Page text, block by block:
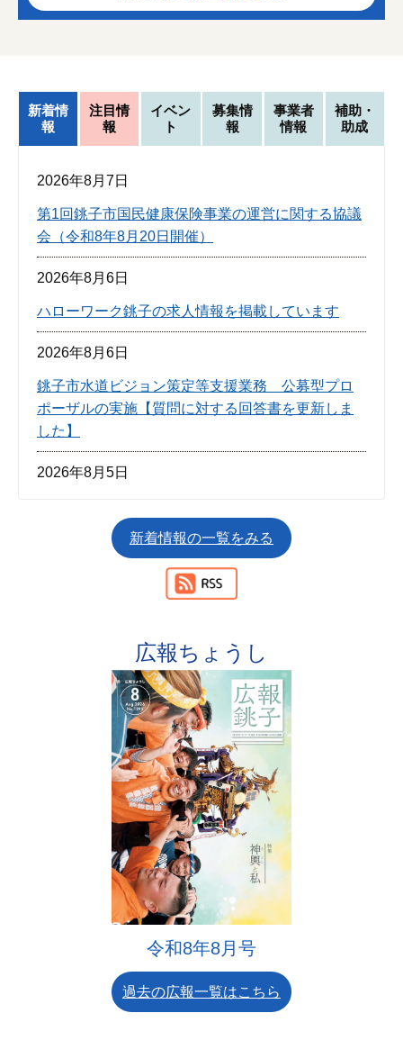
新着情
報
注目情
報
イベン
ト
募集情
報
事業者
情報
補助・
助成
2026年8月7日
第1回銚子市国民健康保険事業の運営に関する協議
会（令和8年8月20日開催）
2026年8月6日
ハローワーク銚子の求人情報を掲載しています
2026年8月6日
銚子市水道ビジョン策定等支援業務 公募型プロ
ポーザルの実施【質問に対する回答書を更新しま
した】
2026年8月5日
2026年8月5日
「ちばまるしぇキャンペーン2026」参加施設の募
親子おはなし会
2026年8月5日
銚子市電子図書館8月新着資料のお知らせ
2026年8月4日
修学旅行（交通費・宿泊費）無償化
2026年8月4日
都市計画審議会（令和8年8月25日開催予定）
銚子市脱炭素先行地域推進支援業務公募型プロポ
ーザルの実施【選考結果の公表】
新着情報の一覧をみる
広報ちょうし
令和8年8月号
過去の広報一覧はこちら